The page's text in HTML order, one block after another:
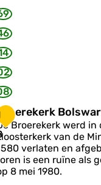
Broerekerk werd
van de
verlaten en
is een ruïne als
8 mei 1980.